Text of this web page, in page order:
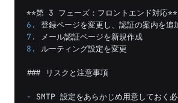
**第 3 フェーズ：フロントエンド対応**
6.
7.
8.
ルーティング設定を変更
### リスクと注意事項
-